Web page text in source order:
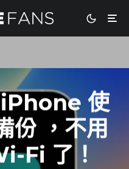
使
份 ，不用
Fi 了！